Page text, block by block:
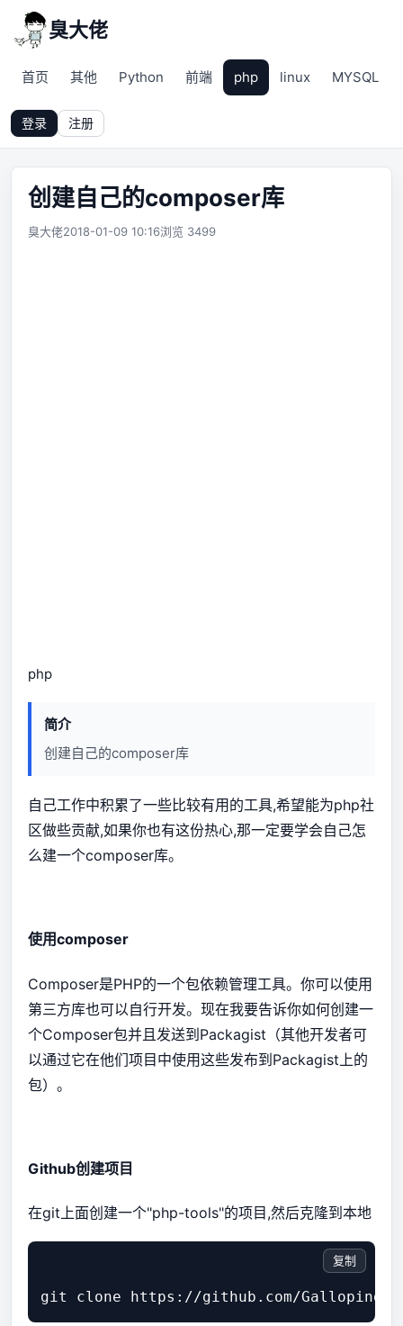
臭大佬
首页 其他 Python 前端 php linux MYSQL
登录 注册
创建自己的composer库
臭大佬2018-01-09 10:16浏览 3499
php
简介
创建自己的composer库
自己工作中积累了一些比较有用的工具,希望能为php社
区做些贡献,如果你也有这份热心,那一定要学会自己怎
么建一个composer库。
使用composer
Composer是PHP的一个包依赖管理工具。你可以使用
第三方库也可以自行开发。现在我要告诉你如何创建一
个Composer包并且发送到Packagist（其他开发者可
以通过它在他们项目中使用这些发布到Packagist上的
包）。
Github创建项目
在git上面创建一个"php-tools"的项目,然后克隆到本地
git clone https://github.com/Galloping-
复制